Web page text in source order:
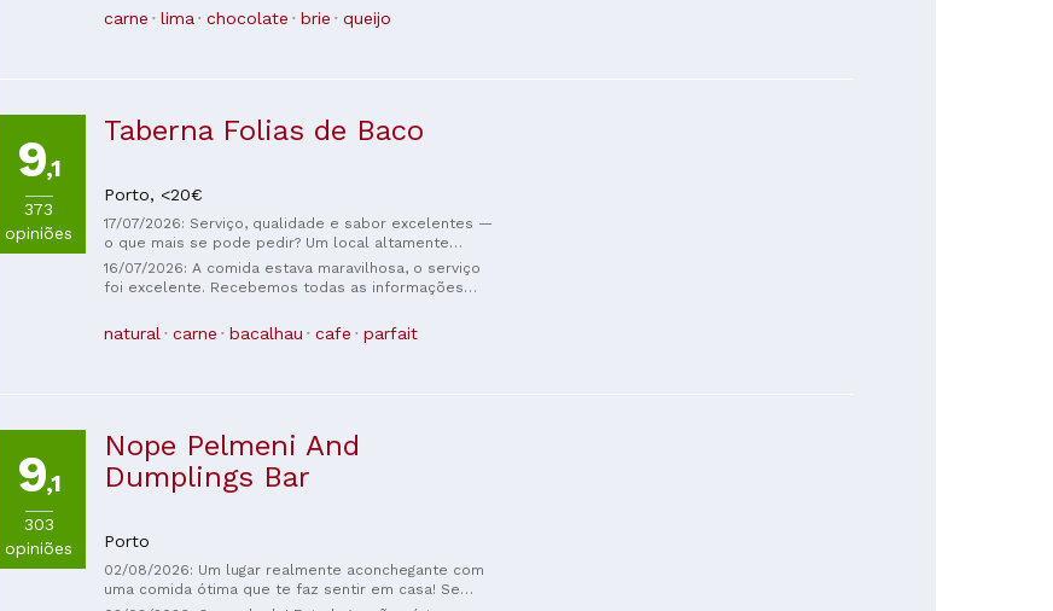
peito de pato com arroz de cogumelos.
que apontar algo negativo, diria que o lugar ficou
carne lima chocolate brie queijo
9,1
373
opiniões
Taberna Folias de Baco
Porto, <20€
17/07/2026: Serviço, qualidade e sabor excelentes —
o que mais se pode pedir? Um local altamente
recomendado, e o vinho da casa definitivamente vale
a pena experimentar e comprar.
16/07/2026: A comida estava maravilhosa, o serviço
foi excelente. Recebemos todas as informações
acolhedor e aconchegante. Voltaremos com certeza!
natural carne bacalhau cafe parfait
9,1
303
opiniões
Nope Pelmeni And
Dumplings Bar
Porto
02/08/2026: Um lugar realmente aconchegante com
uma comida ótima que te faz sentir em casa! Se